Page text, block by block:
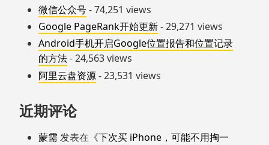
微信公众号- 74,251 views
Google PageRank开始更新- 29,271 views
Android手机开启Google位置报告和位置记录
的方法- 24,563 views
阿里云盘资源- 23,531 views
近期评论
蒙需 发表在《下次买 iPhone，可能不用掏一